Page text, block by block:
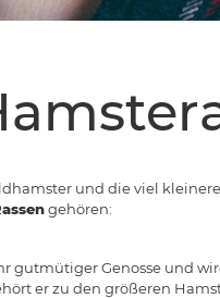
und die viel
gehören:
gutmütiger Genosse und
er zu den größeren